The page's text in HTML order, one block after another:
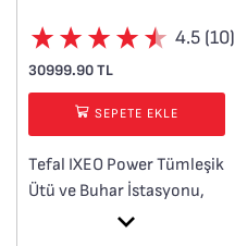
4.5 (10)
30999.90 TL
SEPETE EKLE
Tefal IXEO Power Tümleşik
Ütü ve Buhar İstasyonu,
maksimum buhar gücü